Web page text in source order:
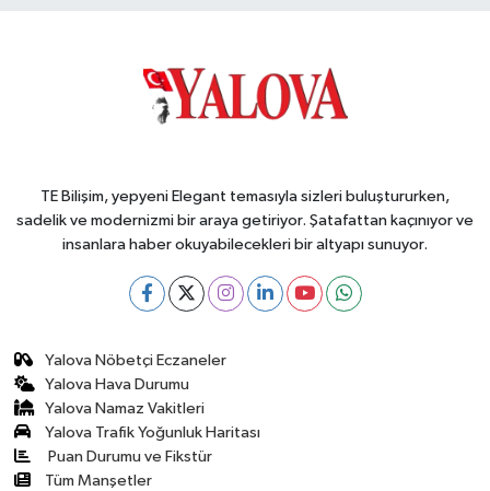
TE Bilişim, yepyeni Elegant temasıyla sizleri buluştururken,
sadelik ve modernizmi bir araya getiriyor. Şatafattan kaçınıyor ve
insanlara haber okuyabilecekleri bir altyapı sunuyor.
Yalova Nöbetçi Eczaneler
Yalova Hava Durumu
Yalova Namaz Vakitleri
Yalova Trafik Yoğunluk Haritası
Puan Durumu ve Fikstür
Tüm Manşetler